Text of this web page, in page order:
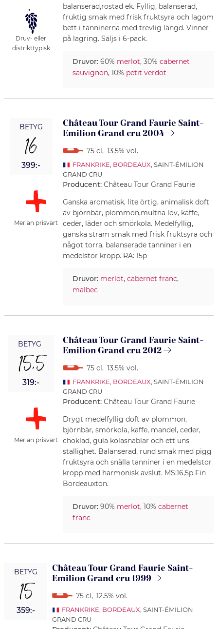
Druv- eller
distrikttypisk
balanserad,rostad ek. Fyllig, balanserad,
fruktig smak med frisk fruktsyra och lagom
bett i tanninerna med trevlig längd. Vinner
på lagring. Säljs i 6-pack.
Druvor:60% merlot, 30% cabernet
sauvignon, 10% petit verdot
BETYG
16
399:-
Mer än prisvärt
Château Tour Grand Faurie Saint-
Emilion Grand cru 2004
75 cl , 13.5% vol.
FRANKRIKE, BORDEAUX, SAINT-ÉMILION
GRAND CRU
Producent: Château Tour Grand Faurie
Ganska aromatisk, lite örtig, animalisk doft
av björnbär, plommon,multna löv, kaffe,
ceder, läder och smörkola. Medelfyllig,
ganska stram smak med frisk fruktsyra och
något torra, balanserade tanniner i en
medelstor kropp. RA: 15p
Druvor: merlot, cabernet franc,
malbec
BETYG
15,5
319:-
Mer än prisvärt
Château Tour Grand Faurie Saint-
Emilion Grand cru 2012
75 cl , 13.5% vol.
FRANKRIKE, BORDEAUX, SAINT-ÉMILION
GRAND CRU
Producent: Château Tour Grand Faurie
Drygt medelfyllig doft av plommon,
björnbär, smörkola, kaffe, mandel, ceder,
choklad, gula kolasnablar och ett uns
stallighet. Balanserad, rund smak med pigg
fruktsyra och snälla tanniner i en medelstor
kropp med harmonisk avslut. MS:16,5p Fin
Bordeauxton.
Druvor:90% merlot, 10% cabernet
franc
BETYG
15
359:-
Château Tour Grand Faurie Saint-
Emilion Grand cru 1999
75 cl , 12.5% vol.
FRANKRIKE, BORDEAUX, SAINT-ÉMILION
GRAND CRU